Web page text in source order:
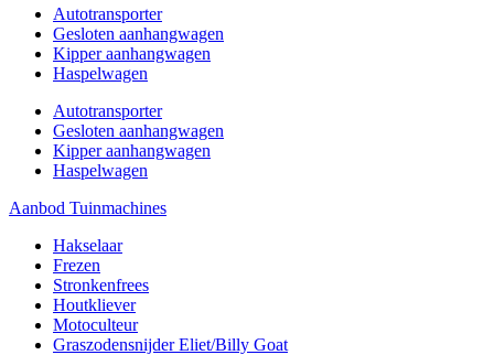
Autotransporter
Gesloten aanhangwagen
Kipper aanhangwagen
Haspelwagen
Autotransporter
Gesloten aanhangwagen
Kipper aanhangwagen
Haspelwagen
Aanbod Tuinmachines
Hakselaar
Frezen
Stronkenfrees
Houtkliever
Motoculteur
Graszodensnijder Eliet/Billy Goat